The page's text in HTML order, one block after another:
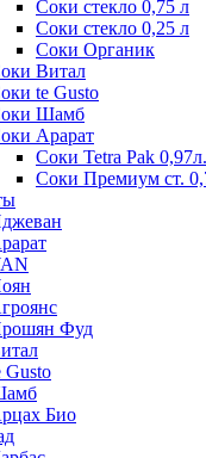
Соки стекло 0,75 л
Соки стекло 0,25 л
Соки Органик
Витал
te Gusto
Шамб
Арарат
Соки Tetra Pak 0,97л.
Соки Премиум ст.
Фуд
Gusto
Био